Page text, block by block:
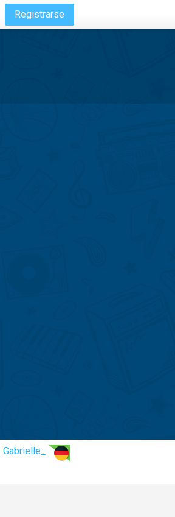
Registrarse
Gabrielle_